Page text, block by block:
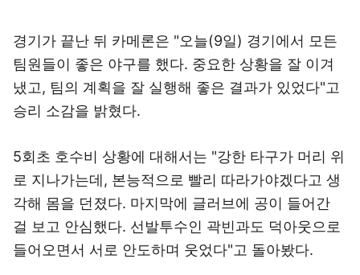
경기가 끝난 뒤 카메론은 "오늘(9일) 경기에서 모든
팀원들이 좋은 야구를 했다. 중요한 상황을 잘 이겨
냈고, 팀의 계획을 잘 실행해 좋은 결과가 있었다"고
승리 소감을 밝혔다.
5회초 호수비 상황에 대해서는 "강한 타구가 머리 위
로 지나가는데, 본능적으로 빨리 따라가야겠다고 생
각해 몸을 던졌다. 마지막에 글러브에 공이 들어간
걸 보고 안심했다. 선발투수인 곽빈과도 덕아웃으로
들어오면서 서로 안도하며 웃었다"고 돌아봤다.